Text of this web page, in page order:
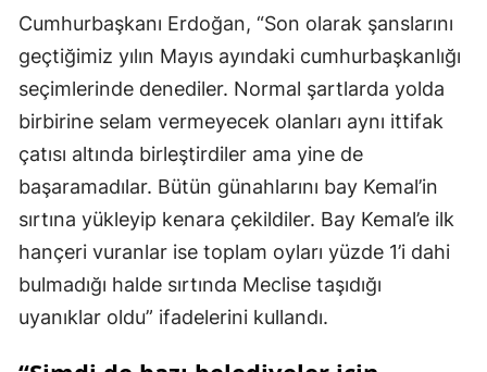
Cumhurbaşkanı Erdoğan, “Son olarak şanslarını
geçtiğimiz yılın Mayıs ayındaki cumhurbaşkanlığı
seçimlerinde denediler. Normal şartlarda yolda
birbirine selam vermeyecek olanları aynı ittifak
çatısı altında birleştirdiler ama yine de
başaramadılar. Bütün günahlarını bay Kemal’in
sırtına yükleyip kenara çekildiler. Bay Kemal’e ilk
hançeri vuranlar ise toplam oyları yüzde 1’i dahi
bulmadığı halde sırtında Meclise taşıdığı
uyanıklar oldu” ifadelerini kullandı.